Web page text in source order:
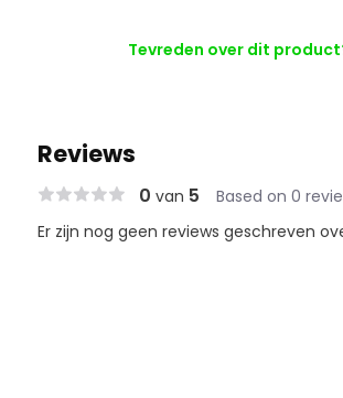
Tevreden over dit
Reviews
0 van 5 Based on 0
Er zijn nog geen reviews geschreven